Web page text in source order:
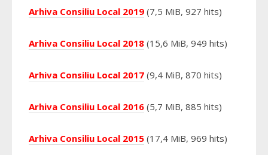
Arhiva Consiliu Local 2019 (7,5 MiB, 927 hits)
Arhiva Consiliu Local 2018 (15,6 MiB, 949 hits)
Arhiva Consiliu Local 2017 (9,4 MiB, 870 hits)
Arhiva Consiliu Local 2016 (5,7 MiB, 885 hits)
Arhiva Consiliu Local 2015 (17,4 MiB, 969 hits)